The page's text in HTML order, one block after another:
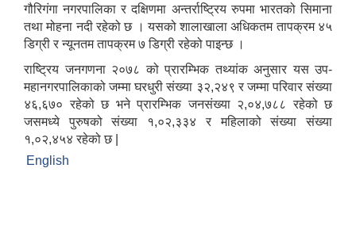
गौरिगंगा नगरपालिका र दक्षिणमा अन्तर्राष्ट्रिय रुपमा भारतको सिमाना
तथा मोहना नदी रहेको छ । यसको शालाखाला अधिकतम तापक्रम ४५
डिग्री र न्यूनतम तापक्रम ७ डिग्री रहेको पाइन्छ ।
राष्ट्रिय जनगणना २०७८ को प्रारम्भिक तथ्यांक अनुसार यस उप-
महानगरपालिकाको जम्मा घरधुरी संख्या ३२,२४९ र जम्मा परिवार संख्या
४६,६७० रहेको छ भने प्रारम्भिक जनसंख्या २,०४,७८८ रहेको छ
जसमध्ये पुरुषको संख्या १,०२,३३४ र महिलाको संख्या संख्या
१,०२,४५४ रहेको छ |
English